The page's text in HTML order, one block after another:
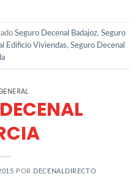
Seguro Decenal Badajoz, Seguro
Edificio Viviendas, Seguro Decenal
POR DECENALDIRECTO